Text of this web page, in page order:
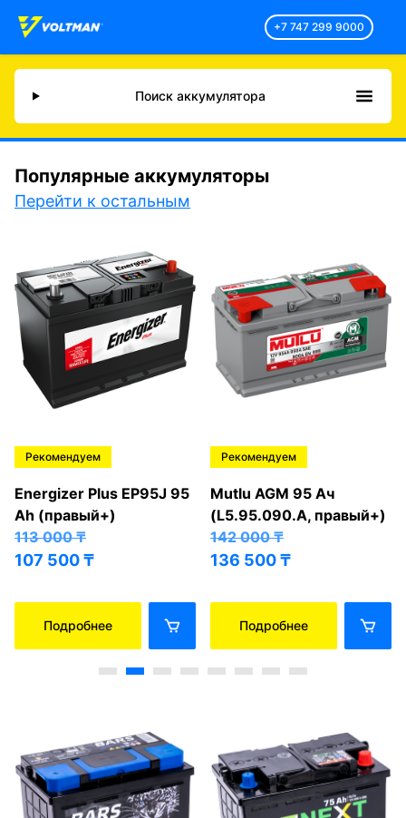
+7 747 299 9000
Поиск аккумулятора
Популярные аккумуляторы
Перейти к остальным
Рекомендуем
Energizer Plus EP95J 95
Ah (правый+)
113 000₸
107 500₸
Подробнее
Рекомендуем
Mutlu AGM 95 Ач
(L5.95.090.A, правый+)
142 000₸
136 500₸
Подробнее